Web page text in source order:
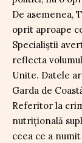
De asemenea,
oprit aproape
Specialiștii
reflecta
Unite. Datele
Garda de
Referitor la
nutrițională
ceea ce a